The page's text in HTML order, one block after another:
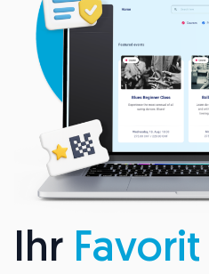
Ihr Favorit